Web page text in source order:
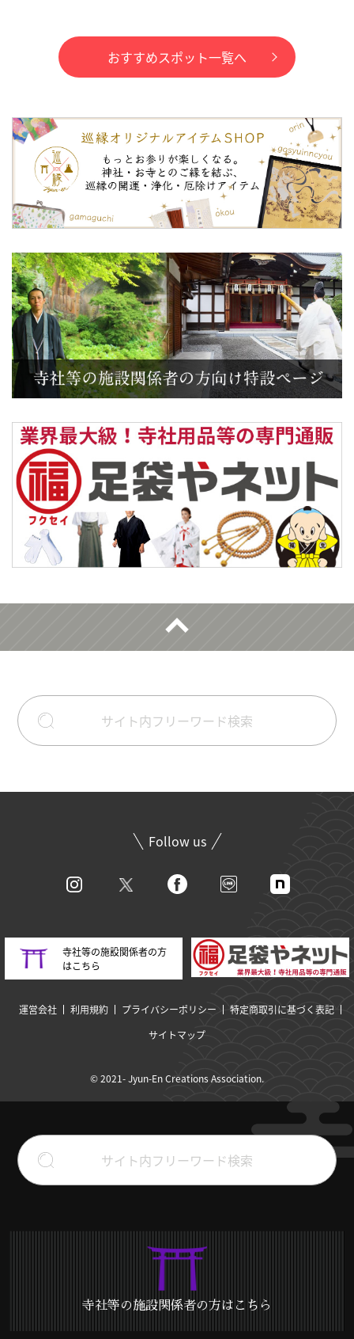
おすすめスポット一覧へ
Follow us
寺社等の施設関係者の方
はこちら
運営会社 利用規約 プライバシーポリシー
特定商取引に基づく表記
サイトマップ
© 2021- Jyun-En Creations Association.
寺社等の施設関係者の方はこちら